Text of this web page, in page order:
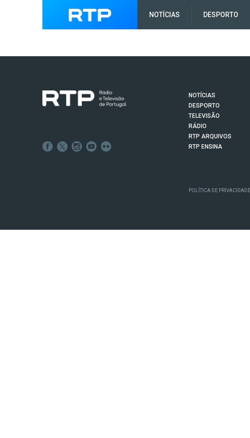
NOTÍCIAS DESPORTO
NOTÍCIAS
DESPORTO
TELEVISÃO
RÁDIO
RTP ARQUIVOS
RTP ENSINA
POLÍTICA DE PRIVACIDADE